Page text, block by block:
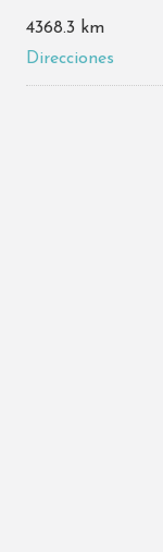
4368.3 km
Direcciones